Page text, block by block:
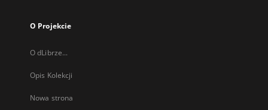
O Projekcie
O dLibrze...
Opis Kolekcji
Nowa strona